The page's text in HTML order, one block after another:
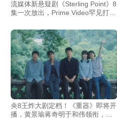
流媒体新悬疑剧《Sterling Point》8
集一次放出，Prime Video罕见打破
央8王炸大剧定档！《重器》即将开
播，黄景瑜蒋奇明于和伟领衔，阵